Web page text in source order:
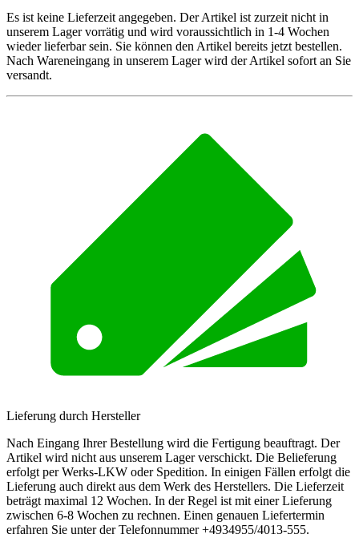
Es ist keine Lieferzeit angegeben. Der Artikel ist zurzeit nicht in
unserem Lager vorrätig und wird voraussichtlich in 1-4 Wochen
wieder lieferbar sein. Sie können den Artikel bereits jetzt bestellen.
Nach Wareneingang in unserem Lager wird der Artikel sofort an Sie
versandt.
Lieferung durch Hersteller
Nach Eingang Ihrer Bestellung wird die Fertigung beauftragt. Der
Artikel wird nicht aus unserem Lager verschickt. Die Belieferung
erfolgt per Werks-LKW oder Spedition. In einigen Fällen erfolgt die
Lieferung auch direkt aus dem Werk des Herstellers. Die Lieferzeit
beträgt maximal 12 Wochen. In der Regel ist mit einer Lieferung
zwischen 6-8 Wochen zu rechnen. Einen genauen Liefertermin
erfahren Sie unter der Telefonnummer +4934955/4013-555.